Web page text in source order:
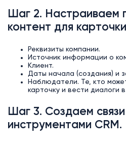
Шаг 2. Настраиваем
контент для
Реквизиты компании.
Источник информации о
Клиент.
Даты начала (создания) и
Наблюдатели. Те, кто
карточку и вести диалоги
Шаг 3. Создаем
инструментами CRM.